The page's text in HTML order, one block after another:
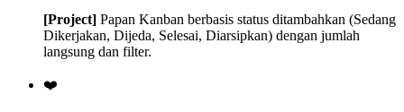
[Project] Papan Kanban berbasis status ditambahkan (Sedang
Dikerjakan, Dijeda, Selesai, Diarsipkan) dengan jumlah
langsung dan filter.
❤️